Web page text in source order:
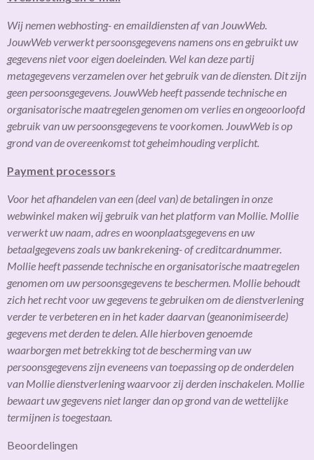
Wij nemen webhosting- en emaildiensten af van JouwWeb.
JouwWeb verwerkt persoonsgegevens namens ons en gebruikt uw
gegevens niet voor eigen doeleinden. Wel kan deze partij
metagegevens verzamelen over het gebruik van de diensten. Dit zijn
geen persoonsgegevens. JouwWeb heeft passende technische en
organisatorische maatregelen genomen om verlies en ongeoorloofd
gebruik van uw persoonsgegevens te voorkomen. JouwWeb is op
grond van de overeenkomst tot geheimhouding verplicht.
Payment processors
Voor het afhandelen van een (deel van) de betalingen in onze
webwinkel maken wij gebruik van het platform van Mollie. Mollie
verwerkt uw naam, adres en woonplaatsgegevens en uw
betaalgegevens zoals uw bankrekening- of creditcardnummer.
Mollie heeft passende technische en organisatorische maatregelen
genomen om uw persoonsgegevens te beschermen. Mollie behoudt
zich het recht voor uw gegevens te gebruiken om de dienstverlening
verder te verbeteren en in het kader daarvan (geanonimiseerde)
gegevens met derden te delen. Alle hierboven genoemde
waarborgen met betrekking tot de bescherming van uw
persoonsgegevens zijn eveneens van toepassing op de onderdelen
van Mollie dienstverlening waarvoor zij derden inschakelen. Mollie
bewaart uw gegevens niet langer dan op grond van de wettelijke
termijnen is toegestaan.
Beoordelingen